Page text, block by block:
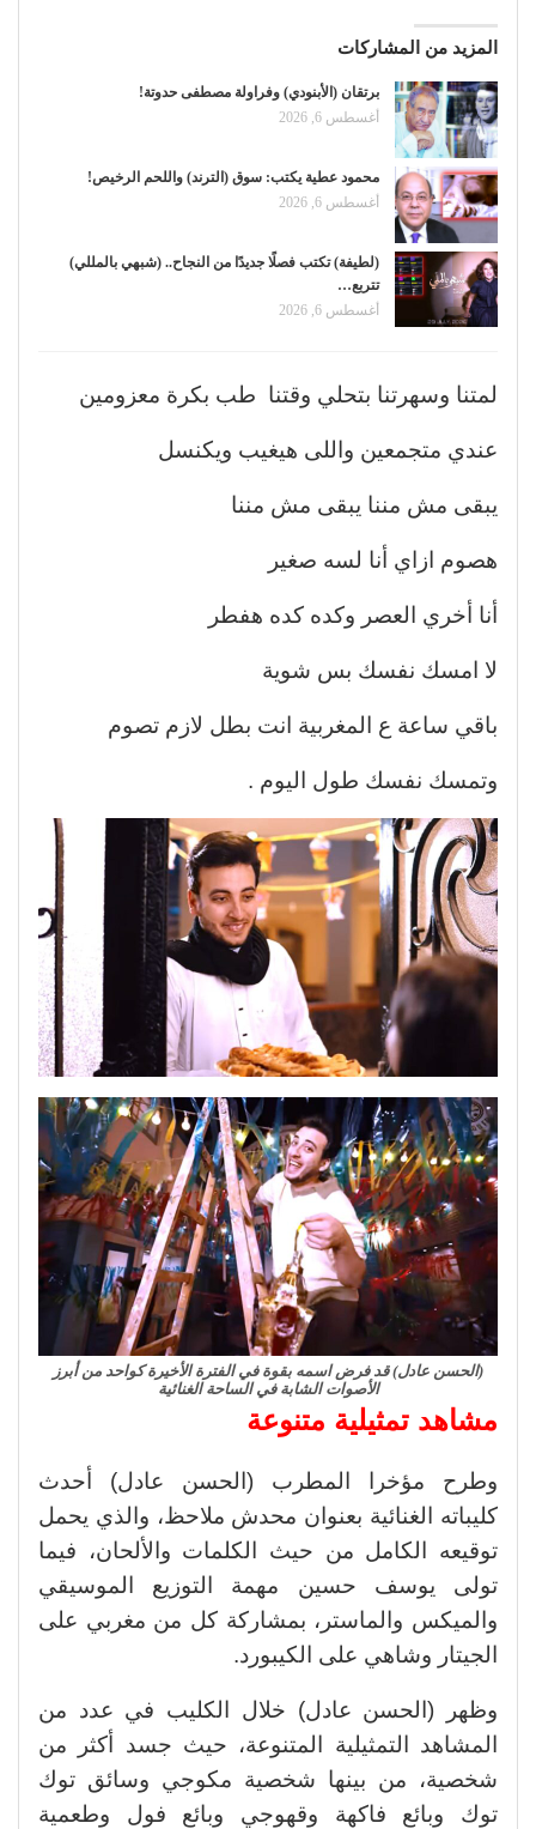
المزيد من المشاركات
برتقان (الأبنودي) وفراولة مصطفى حدوتة!
أغسطس 6, 2026
محمود عطية يكتب: سوق (الترند) واللحم الرخيص!
أغسطس 6, 2026
(لطيفة) تكتب فصلًا جديدًا من النجاح.. (شبهي بالمللي)
تتربع…
أغسطس 6, 2026
لمتنا وسهرتنا بتحلي وقتنا طب بكرة معزومين
عندي متجمعين واللى هيغيب ويكنسل
يبقى مش مننا يبقى مش مننا
هصوم ازاي أنا لسه صغير
أنا أخري العصر وكده كده هفطر
لا امسك نفسك بس شوية
باقي ساعة ع المغربية انت بطل لازم تصوم
وتمسك نفسك طول اليوم .
(الحسن عادل) قد فرض اسمه بقوة في الفترة الأخيرة كواحد من أبرز
الأصوات الشابة في الساحة الغنائية
مشاهد تمثيلية متنوعة
وطرح مؤخرا المطرب (الحسن عادل) أحدث
كليباته الغنائية بعنوان محدش ملاحظ، والذي يحمل
توقيعه الكامل من حيث الكلمات والألحان، فيما
تولى يوسف حسين مهمة التوزيع الموسيقي
والميكس والماستر، بمشاركة كل من مغربي على
الجيتار وشاهي على الكيبورد.
وظهر (الحسن عادل) خلال الكليب في عدد من
المشاهد التمثيلية المتنوعة، حيث جسد أكثر من
شخصية، من بينها شخصية مكوجي وسائق توك
توك وبائع فاكهة وقهوجي وبائع فول وطعمية